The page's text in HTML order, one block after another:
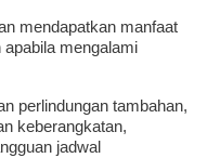
mendapatkan manfaat
mengalami
perlindungan tambahan,
keberangkatan,
jadwal